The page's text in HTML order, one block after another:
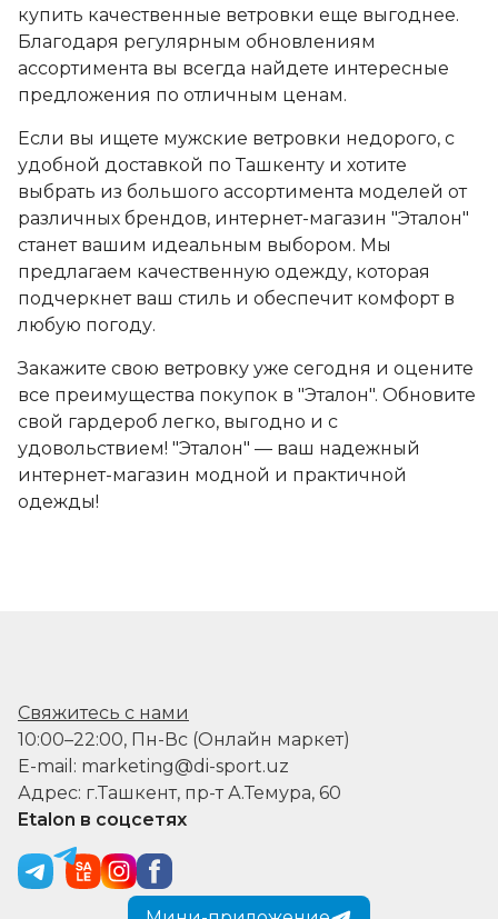
купить качественные ветровки еще выгоднее.
Благодаря регулярным обновлениям
ассортимента вы всегда найдете интересные
предложения по отличным ценам.
Если вы ищете мужские ветровки недорого, с
удобной доставкой по Ташкенту и хотите
выбрать из большого ассортимента моделей от
различных брендов, интернет-магазин "Эталон"
станет вашим идеальным выбором. Мы
предлагаем качественную одежду, которая
подчеркнет ваш стиль и обеспечит комфорт в
любую погоду.
Закажите свою ветровку уже сегодня и оцените
все преимущества покупок в "Эталон". Обновите
свой гардероб легко, выгодно и с
удовольствием! "Эталон" — ваш надежный
интернет-магазин модной и практичной
одежды!
Свяжитесь с нами
10:00–22:00, Пн-Вс (Онлайн маркет)
E-mail: marketing@di-sport.uz
Адрес: г.Ташкент, пр-т А.Темура, 60
Etalon в соцсетях